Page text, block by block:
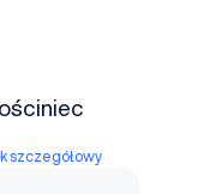
szczegółowy